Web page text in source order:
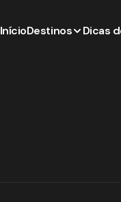
InícioDestinos Dicas